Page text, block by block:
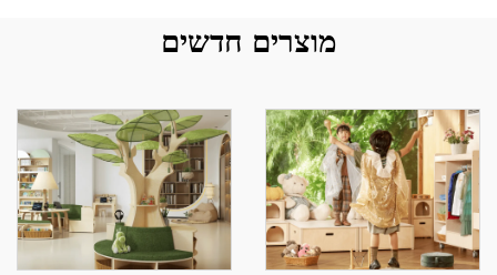
מוצרים חדשים